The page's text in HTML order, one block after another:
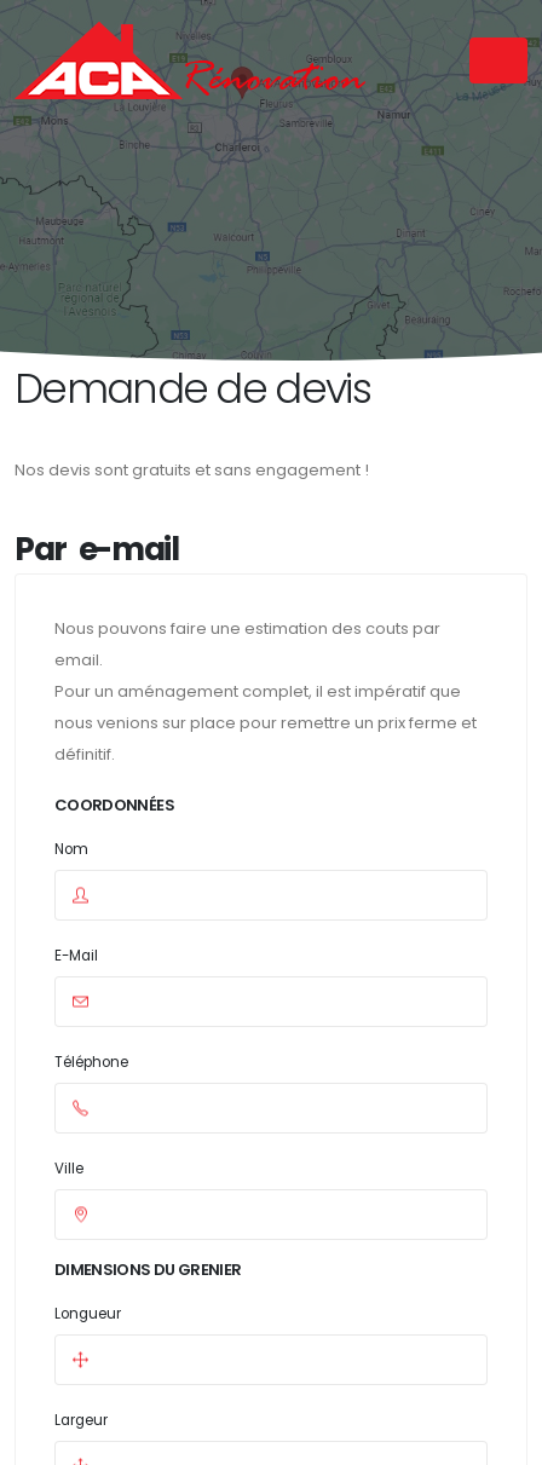
Demande de devis
Nos devis sont gratuits et sans engagement !
Par e-mail
Nous pouvons faire une estimation des couts par
email.
Pour un aménagement complet, il est impératif que
nous venions sur place pour remettre un prix ferme et
définitif.
COORDONNÉES
Nom
E-Mail
Téléphone
Ville
DIMENSIONS DU GRENIER
Longueur
Largeur